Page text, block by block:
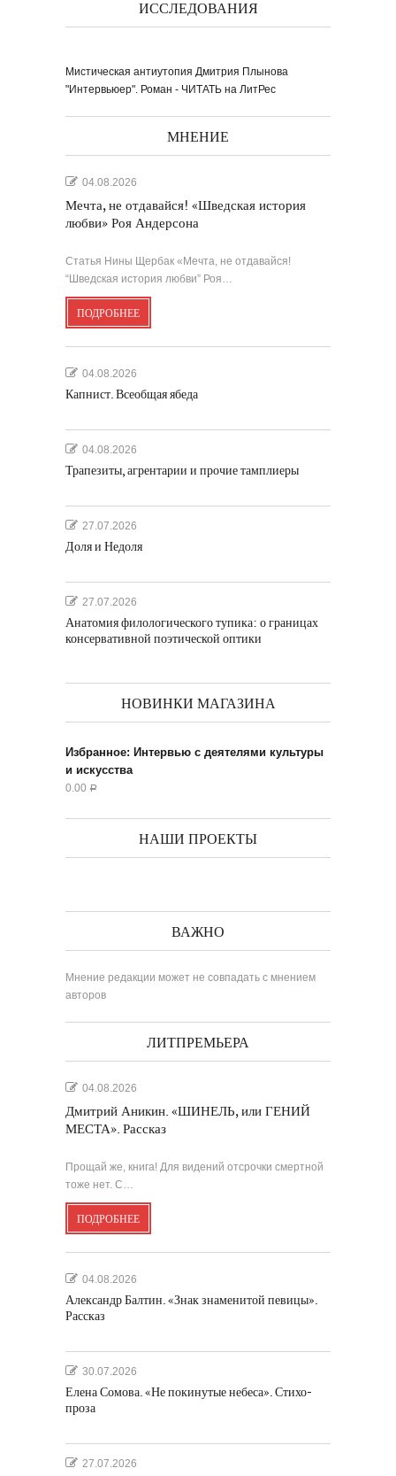
КЛАУЗУРА
Видео о рубриках и авторах Выпуска №
Международного дня детской...
ИССЛЕДОВАНИЯ
Мистическая антиутопия Дмитрия Плынова
"Интервьюер". Роман - ЧИТАТЬ на ЛитРес
МНЕНИЕ
04.08.2026
Мечта, не отдавайся! «Шведская история
любви» Роя Андерсона
Статья Нины Щербак «Мечта, не отдавайся!
“Шведская история любви” Роя…
ПОДРОБНЕЕ
04.08.2026
Капнист. Всеобщая ябеда
04.08.2026
Трапезиты, агрентарии и прочие тамплиеры
27.07.2026
Доля и Недоля
27.07.2026
Анатомия филологического тупика: о границах
консервативной поэтической оптики
НОВИНКИ МАГАЗИНА
Избранное: Интервью с деятелями культуры
и искусства
0.00 Р
НАШИ ПРОЕКТЫ
ВАЖНО
Мнение редакции может не совпадать с мнением
авторов
ЛИТПРЕМЬЕРА
04.08.2026
Дмитрий Аникин. «ШИНЕЛЬ, или ГЕНИЙ
МЕСТА». Рассказ
Прощай же, книга! Для видений отсрочки смертной
тоже нет. С…
ПОДРОБНЕЕ
04.08.2026
Александр Балтин. «Знак знаменитой певицы».
Рассказ
30.07.2026
Елена Сомова. «Не покинутые небеса». Стихо-
проза
27.07.2026